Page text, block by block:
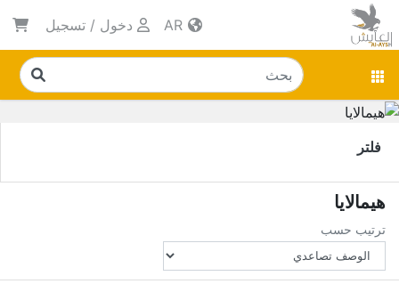
دخول / تسجيل
فلتر
هيمالايا
ترتيب حسب